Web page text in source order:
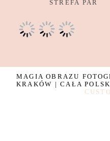
STREFA PAR
MAGIA OBRAZU
KRAKÓW | CAŁA